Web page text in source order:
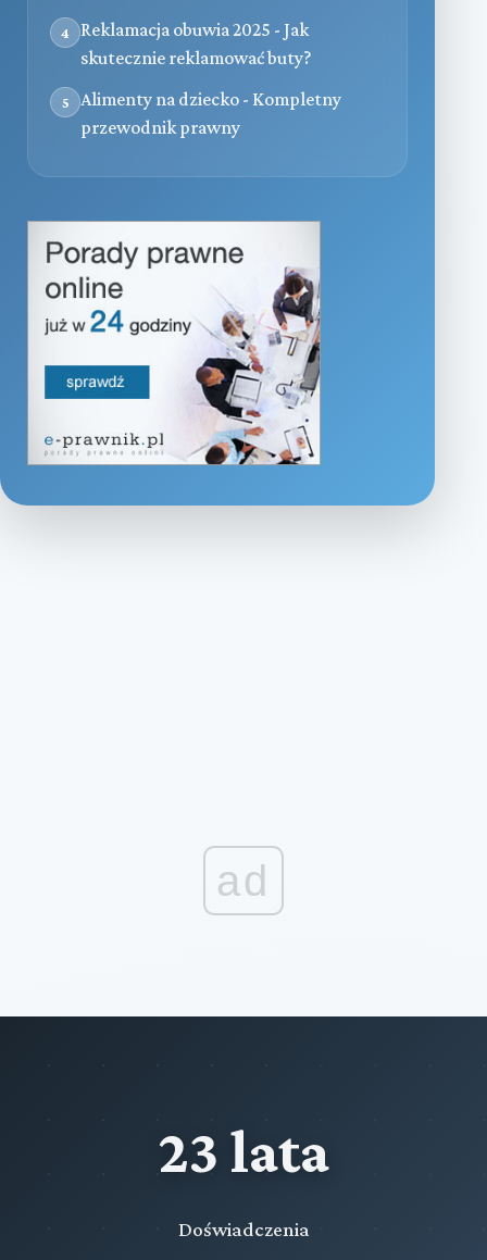
4
Reklamacja obuwia 2025 - Jak
skutecznie reklamować buty?
5
Alimenty na dziecko - Kompletny
przewodnik prawny
ad
23 lata
Doświadczenia